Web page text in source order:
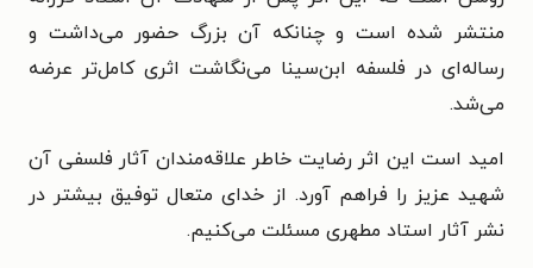
منتشر شده است و چنانکه آن بزرگ حضور می‌داشت و
رساله‌ای در فلسفه ابن‌سینا می‌نگاشت اثری کامل‌تر عرضه
می‌شد.
امید است این اثر رضایت خاطر علاقه‌مندان آثار فلسفی آن
شهید عزیز را فراهم آورد. از خدای متعال توفیق بیشتر در
نشر آثار استاد مطهری مسئلت می‌کنیم.